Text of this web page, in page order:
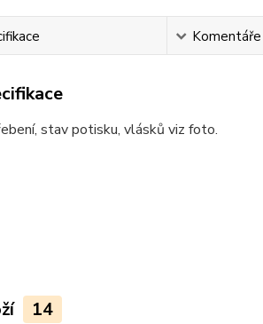
Komentáře
stav potisku, vlásků viz foto.
14